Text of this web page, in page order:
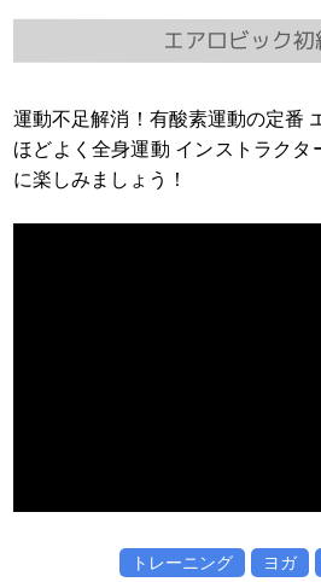
エアロビック
運動不足解消！有酸素運動の定番
ほどよく全身運動 インストラクタ
に楽しみましょう！
トレーニング ヨガ